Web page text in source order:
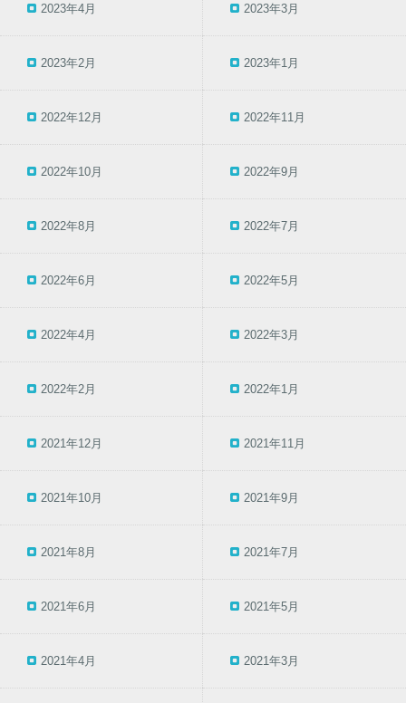
2023年4月 2023年3月
2023年2月 2023年1月
2022年12月 2022年11月
2022年10月 2022年9月
2022年8月 2022年7月
2022年6月 2022年5月
2022年4月 2022年3月
2022年2月 2022年1月
2021年12月 2021年11月
2021年10月 2021年9月
2021年8月 2021年7月
2021年6月 2021年5月
2021年4月 2021年3月